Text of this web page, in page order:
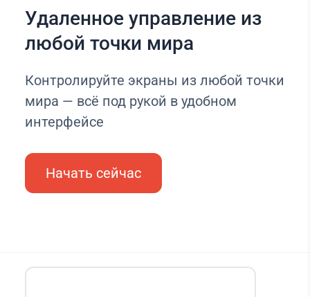
Удаленное управление из
любой точки мира
Контролируйте экраны из любой точки
мира — всё под рукой в удобном
интерфейсе
Начать сейчас